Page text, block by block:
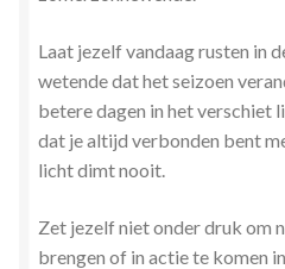
Laat jezelf vandaag rusten in
wetende dat het seizoen
betere dagen in het verschiet
dat je altijd verbonden bent
licht dimt nooit.
Zet jezelf niet onder druk om
brengen of in actie te komen